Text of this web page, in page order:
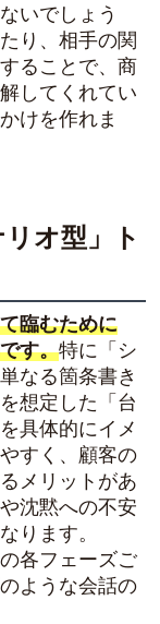
いでしょう
り、相手の関
ることで、商
してくれてい
けを作れま
オ型」ト
臨むために
す。特に「シ
なる箇条書き
想定した「台
具体的にイメ
すく、顧客の
メリットがあ
沈黙への不安
ります。
各フェーズご
ような会話の